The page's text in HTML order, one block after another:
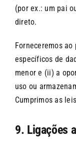
(por ex.: um pai
direto.
Forneceremos
específicos de
menor e (ii) a
uso ou
Cumprimos as
9. Ligações